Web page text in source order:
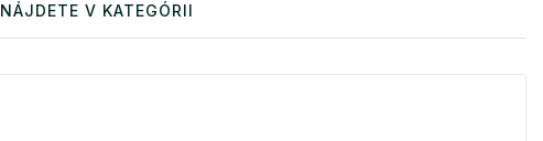
NÁJDETE V KATEGÓRII